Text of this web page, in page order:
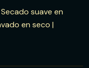
suave en
en seco |